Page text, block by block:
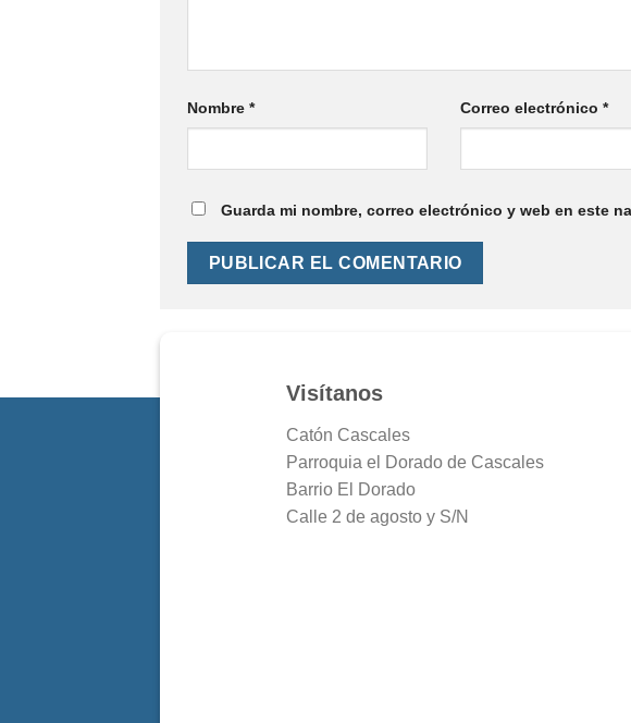
Nombre * Correo electrónico *
Guarda mi nombre, correo electrónico y web en este
Visítanos
Catón Cascales
Parroquia el Dorado de Cascales
Barrio El Dorado
Calle 2 de agosto y S/N